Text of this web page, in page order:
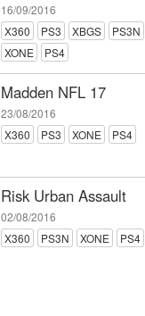
16/09/2016
X360
PS3 XBGS PS3N
XONE
PS4
Madden NFL 17
23/08/2016
X360
PS3 XONE PS4
Risk Urban Assault
02/08/2016
X360
PS3N XONE PS4